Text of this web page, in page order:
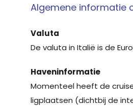
Algemene informatie
Valuta
De valuta in Italië is de
Haveninformatie
Momenteel heeft de
ligplaatsen (dichtbij de